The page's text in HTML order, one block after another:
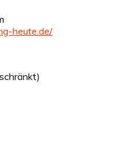
heute.de/